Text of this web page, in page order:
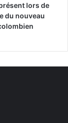
lors de
du nouveau